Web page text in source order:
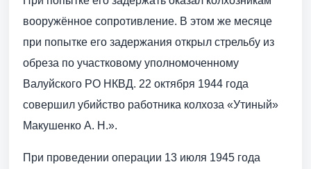
вооружённое сопротивление. В этом же месяце
при попытке его задержания открыл стрельбу из
обреза по участковому уполномоченному
Валуйского РО НКВД. 22 октября 1944 года
совершил убийство работника колхоза «Утиный»
Макушенко А. Н.».
При проведении операции 13 июля 1945 года